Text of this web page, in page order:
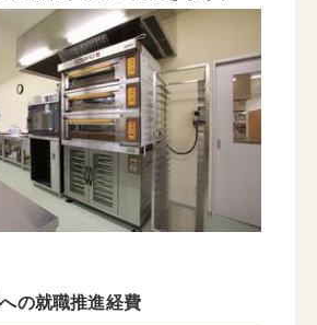
の就職推進経費